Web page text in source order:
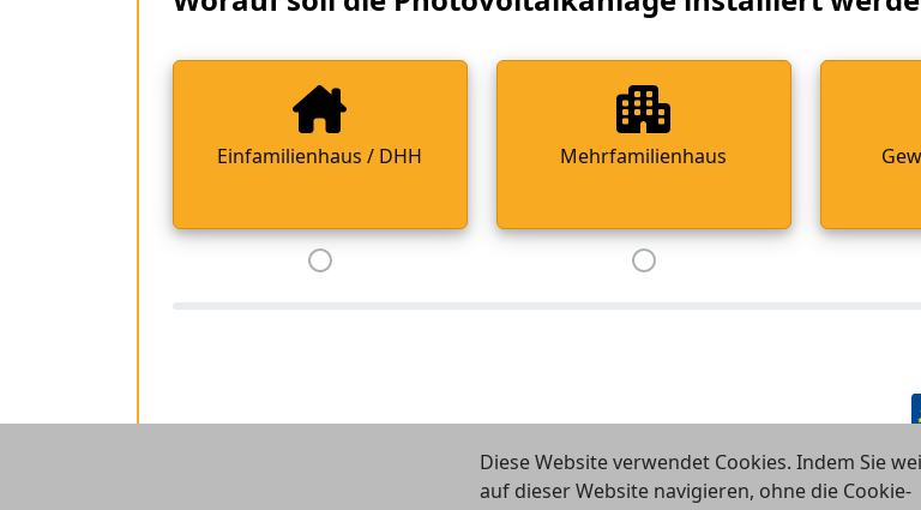
Einfamilienhaus / DHH Mehrfamilienhaus
Diese Website verwendet Cookies. Indem Sie
auf dieser Website navigieren, ohne die Cookie-